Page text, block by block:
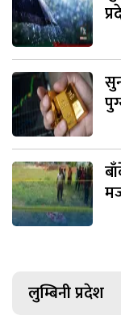
लुम्बिनी प्रदेश